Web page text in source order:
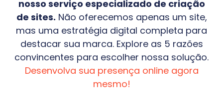
nosso serviço especializado de criação
de sites. Não oferecemos apenas um site,
mas uma estratégia digital completa para
destacar sua marca. Explore as 5 razões
convincentes para escolher nossa solução.
Desenvolva sua presença online agora
mesmo!